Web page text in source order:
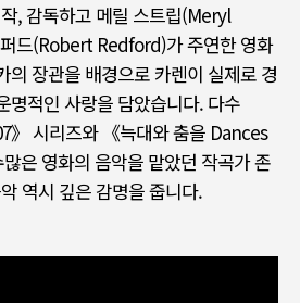
, 감독하고 메릴 스트립(Meryl
드(Robert Redford)가 주연한 영화
의 장관을 배경으로 카렌이 실제로 경
명적인 사랑을 담았습니다. 다수
시리즈와 《늑대와 춤을 Dances
은 영화의 음악을 맡았던 작곡가 존
역시 깊은 감명을 줍니다.